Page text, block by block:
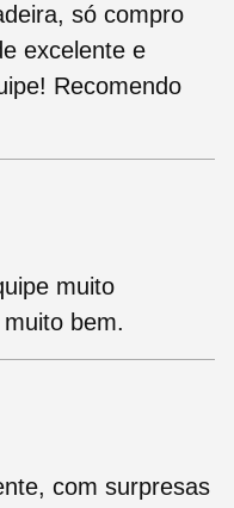
só compro
excelente e
Recomendo
muito
bem.
com surpresas